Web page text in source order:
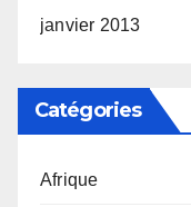
janvier 2013
Catégories
Afrique